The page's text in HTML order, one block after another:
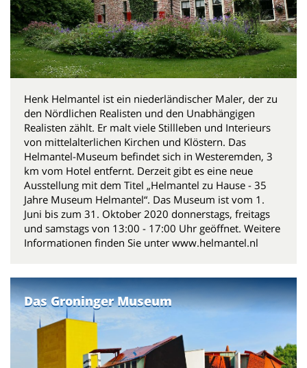
Henk Helmantel ist ein niederländischer Maler, der zu
den Nördlichen Realisten und den Unabhängigen
Realisten zählt. Er malt viele Stillleben und Interieurs
von mittelalterlichen Kirchen und Klöstern. Das
Helmantel-Museum befindet sich in Westeremden, 3
km vom Hotel entfernt. Derzeit gibt es eine neue
Ausstellung mit dem Titel „Helmantel zu Hause - 35
Jahre Museum Helmantel“. Das Museum ist vom 1.
Juni bis zum 31. Oktober 2020 donnerstags, freitags
und samstags von 13:00 - 17:00 Uhr geöffnet. Weitere
Informationen finden Sie unter www.helmantel.nl
Das Groninger Museum